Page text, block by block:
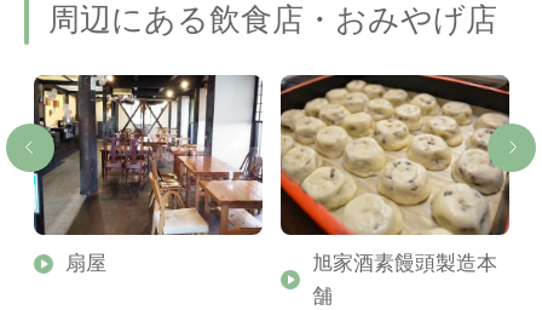
周辺にある飲食店・おみやげ店
扇屋
旭家酒素饅頭製造本
舗